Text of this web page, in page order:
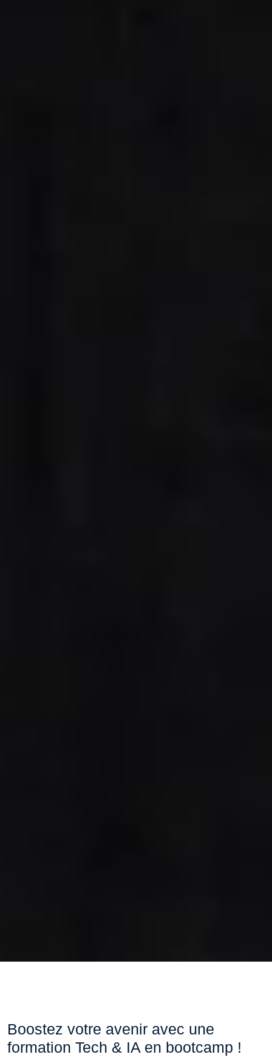
Boostez votre avenir avec une
formation Tech & IA en bootcamp !